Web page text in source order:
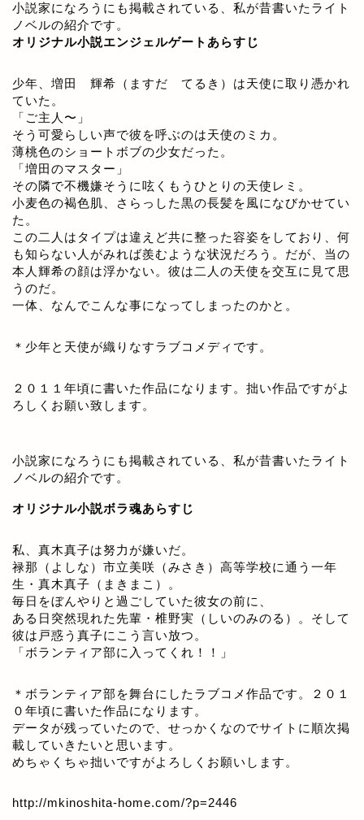
小説家になろうにも掲載されている、私が昔書いたライト
ノベルの紹介です。
オリジナル小説エンジェルゲートあらすじ
少年、増田 輝希（ますだ てるき）は天使に取り憑かれ
ていた。
「ご主人〜」
そう可愛らしい声で彼を呼ぶのは天使のミカ。
薄桃色のショートボブの少女だった。
「増田のマスター」
その隣で不機嫌そうに呟くもうひとりの天使レミ。
小麦色の褐色肌、さらっした黒の長髪を風になびかせてい
た。
この二人はタイプは違えど共に整った容姿をしており、何
も知らない人がみれば羨むような状況だろう。だが、当の
本人輝希の顔は浮かない。彼は二人の天使を交互に見て思
うのだ。
一体、なんでこんな事になってしまったのかと。
＊少年と天使が織りなすラブコメディです。
２０１１年頃に書いた作品になります。拙い作品ですがよ
ろしくお願い致します。
小説家になろうにも掲載されている、私が昔書いたライト
ノベルの紹介です。
オリジナル小説ボラ魂あらすじ
私、真木真子は努力が嫌いだ。
禄那（よしな）市立美咲（みさき）高等学校に通う一年
生・真木真子（まきまこ）。
毎日をぼんやりと過ごしていた彼女の前に、
ある日突然現れた先輩・椎野実（しいのみのる）。そして
彼は戸惑う真子にこう言い放つ。
「ボランティア部に入ってくれ！！」
＊ボランティア部を舞台にしたラブコメ作品です。２０１
０年頃に書いた作品になります。
データが残っていたので、せっかくなのでサイトに順次掲
載していきたいと思います。
めちゃくちゃ拙いですがよろしくお願いします。
http://mkinoshita-home.com/?p=2446